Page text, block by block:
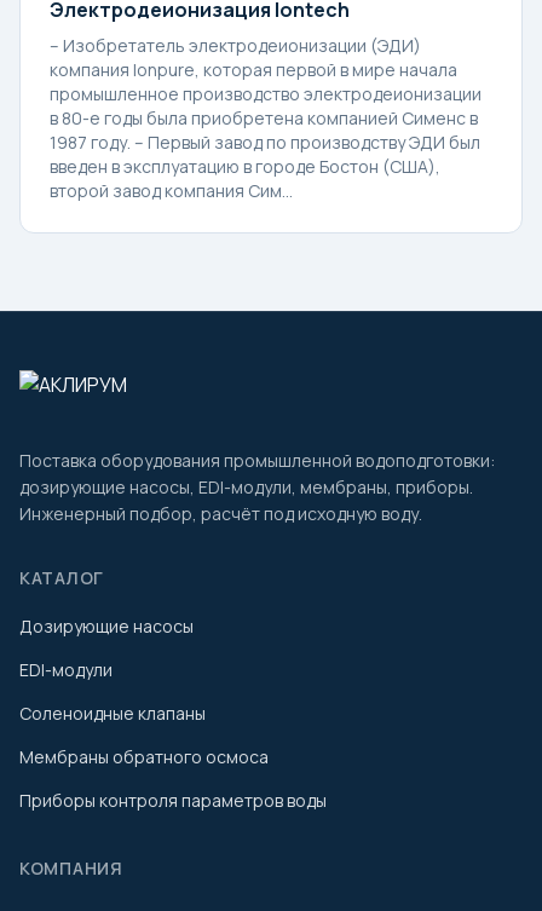
Электродеионизация Iontech
– Изобретатель электродеионизации (ЭДИ)
компания Ionpure, которая первой в мире начала
промышленное производство электродеионизации
в 80-е годы была приобретена компанией Сименс в
1987 году. – Первый завод по производству ЭДИ был
введен в эксплуатацию в городе Бостон (США),
второй завод компания Сим...
Поставка оборудования промышленной водоподготовки:
дозирующие насосы, EDI-модули, мембраны, приборы.
Инженерный подбор, расчёт под исходную воду.
КАТАЛОГ
Дозирующие насосы
EDI-модули
Соленоидные клапаны
Мембраны обратного осмоса
Приборы контроля параметров воды
КОМПАНИЯ